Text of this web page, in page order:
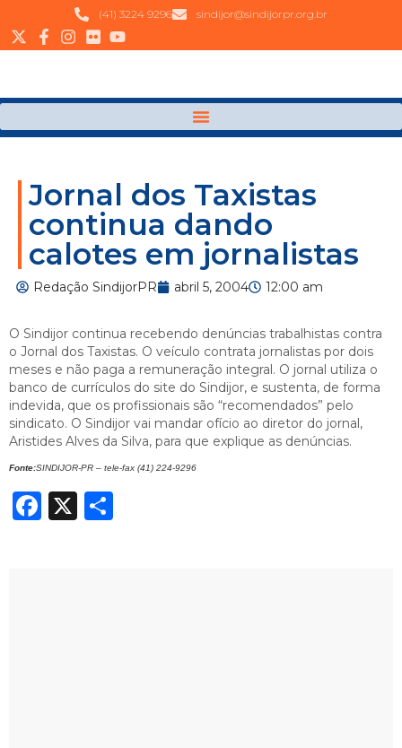
(41) 3224 9296 sindijor@sindijorpr.org.br
Jornal dos Taxistas
continua dando
calotes em jornalistas
Redação SindijorPR abril 5, 2004 12:00 am
O Sindijor continua recebendo denúncias trabalhistas contra
o Jornal dos Taxistas. O veículo contrata jornalistas por dois
meses e não paga a remuneração integral. O jornal utiliza o
banco de currículos do site do Sindijor, e sustenta, de forma
indevida, que os profissionais são “recomendados” pelo
sindicato. O Sindijor vai mandar ofício ao diretor do jornal,
Aristides Alves da Silva, para que explique as denúncias.
Fonte:SINDIJOR-PR – tele-fax (41) 224-9296
Facebook
X